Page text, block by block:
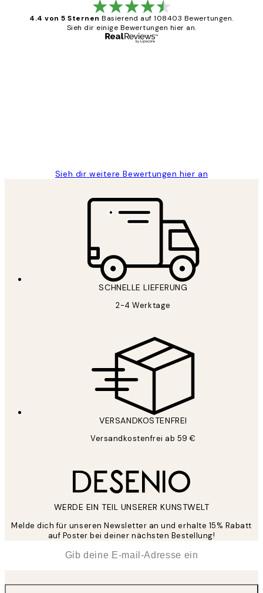
4.4 von 5 Sternen Basierend auf 108403 Bewertungen.
Sieh dir einige Bewertungen hier an.
Sieh dir weitere Bewertungen hier an
SCHNELLE LIEFERUNG
2-4 Werktage
VERSANDKOSTENFREI
Versandkostenfrei ab 59 €
WERDE EIN TEIL UNSERER KUNSTWELT
Melde dich für unseren Newsletter an und erhalte 15% Rabatt
auf Poster bei deiner nächsten Bestellung!